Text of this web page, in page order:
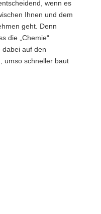
wenn es
Ihnen und dem
geht. Denn
die „Chemie“
dabei auf den
umso schneller baut